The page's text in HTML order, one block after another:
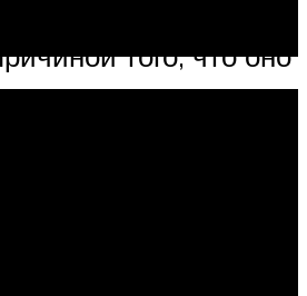
износ
того, что оно
к их
эти детали